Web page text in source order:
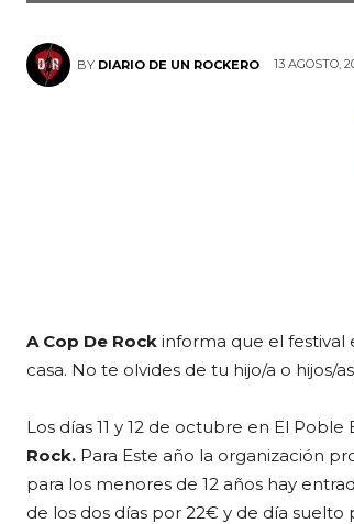
BY DIARIO DE UN ROCKERO 13 AGOSTO,
A Cop De Rock informa que el festival
casa. No te olvides de tu hijo/a o hijos/
Los días 11 y 12 de octubre en El
Rock. Para Este año la organización
para los menores de 12 años hay
de los dos días por 22€ y de día suelto